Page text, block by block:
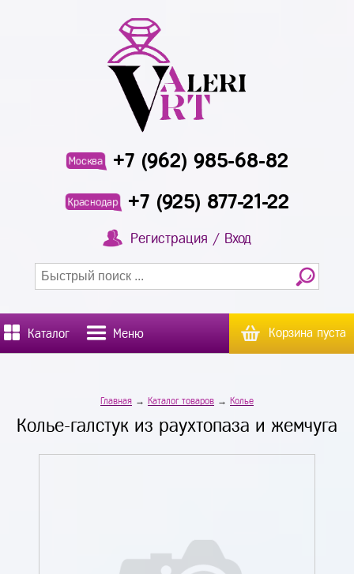
Москва +7 (962) 985-68-82
Краснодар +7 (925) 877-21-22
Регистрация / Вход
Каталог Меню Корзина пуста
Главная → Каталог товаров → Колье
Колье-галстук из раухтопаза и жемчуга